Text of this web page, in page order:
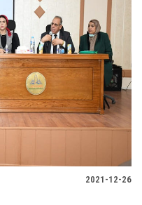
2021-12-26